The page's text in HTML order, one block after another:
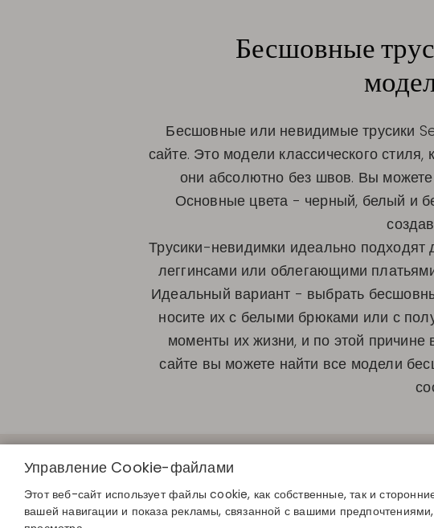
Бесшовные
Бесшовные или невидимые трусики
сайте. Это модели классического
они абсолютно без швов. Вы можете
Основные цвета - черный, белый и
Трусики-невидимки идеально
леггинсами или облегающими
Идеальный вариант - выбрать
носите их с белыми брюками или с
моменты их жизни, и по этой
сайте вы можете найти все модели
Управление Cookie-файлами
Этот веб-сайт использует файлы cookie, как собственные, так и
вашей навигации и показа рекламы, связанной с вашими
Найдите свой магазин
Присоединяйтесь к каталогу